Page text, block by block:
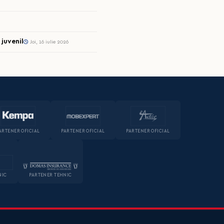
Joi, 16 iulie 2026
OFICIAL PARTENER OFICIAL PARTENER OFICIAL
PARTENER TEHNIC